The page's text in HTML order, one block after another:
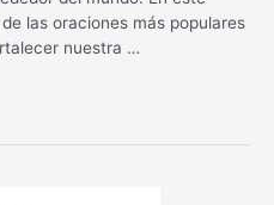
las oraciones más populares
nuestra …